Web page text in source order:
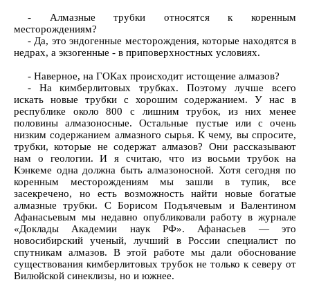
- Алмазные трубки относятся к коренным
месторождениям?
- Да, это эндогенные месторождения, которые находятся в
недрах, а экзогенные - в приповерхностных условиях.
- Наверное, на ГОКах происходит истощение алмазов?
- На кимберлитовых трубках. Поэтому лучше всего
искать новые трубки с хорошим содержанием. У нас в
республике около 800 с лишним трубок, из них менее
половины алмазоносные. Остальные пустые или с очень
низким содержанием алмазного сырья. К чему, вы спросите,
трубки, которые не содержат алмазов? Они рассказывают
нам о геологии. И я считаю, что из восьми трубок на
Кэнкеме одна должна быть алмазоносной. Хотя сегодня по
коренным месторождениям мы зашли в тупик, все
засекречено, но есть возможность найти новые богатые
алмазные трубки. С Борисом Подъячевым и Валентином
Афанасьевым мы недавно опубликовали работу в журнале
«Доклады Академии наук РФ». Афанасьев — это
новосибирский ученый, лучший в России специалист по
спутникам алмазов. В этой работе мы дали обоснование
существования кимберлитовых трубок не только к северу от
Вилюйской синеклизы, но и южнее.